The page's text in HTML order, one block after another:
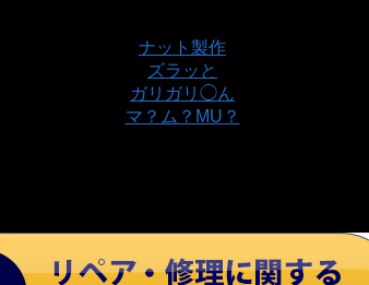
ナット製作
ズラッと
ガリガリ◯ん
マ？ム？MU？